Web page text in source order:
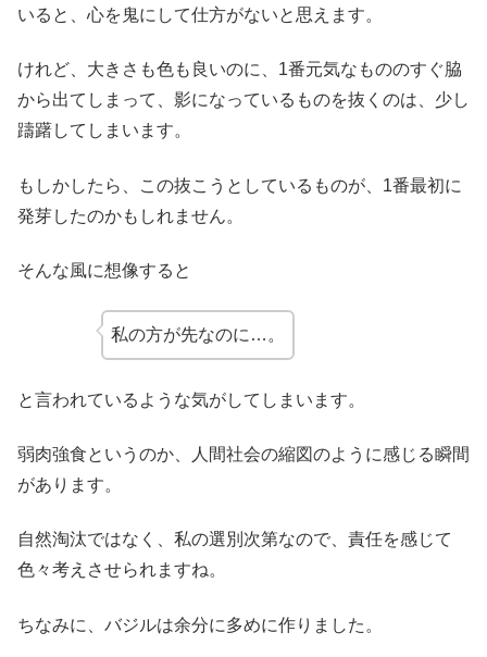
いると、心を鬼にして仕方がないと思えます。
けれど、大きさも色も良いのに、1番元気なもののすぐ脇
から出てしまって、影になっているものを抜くのは、少し
躊躇してしまいます。
もしかしたら、この抜こうとしているものが、1番最初に
発芽したのかもしれません。
そんな風に想像すると
私の方が先なのに…。
と言われているような気がしてしまいます。
弱肉強食というのか、人間社会の縮図のように感じる瞬間
があります。
自然淘汰ではなく、私の選別次第なので、責任を感じて
色々考えさせられますね。
ちなみに、バジルは余分に多めに作りました。